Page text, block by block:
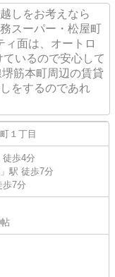
しをお考えなら
スーパー・松屋町
ィ面は、オートロ
いるので安心して
筋本町周辺の賃貸
をするのであれ
１丁目
徒歩4分
」駅 徒歩7分
歩7分